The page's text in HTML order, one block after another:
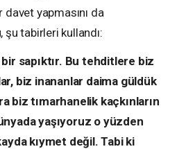
yapmasını da
şu tabirleri kullandı:
sapıktır. Bu tehditlere biz
biz inananlar daima güldük
biz tımarhanelik kaçkınların
yaşıyoruz o yüzden
kıymet değil. Tabi ki